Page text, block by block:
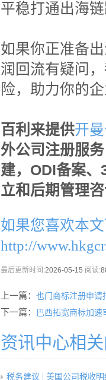
平稳打通出海
如果你正准备
润回流有疑问
险，助力你的
百利来提供开
外公司注册服
建，ODI备案
立和后期管理
如果您喜欢本
http://
最后更新时间:2026-05-15 阅读:
上一篇： 也门商标注册申请
下一篇： 巴西拓宽商标加速
资讯中心相
税务建议 | 美国公司税收明